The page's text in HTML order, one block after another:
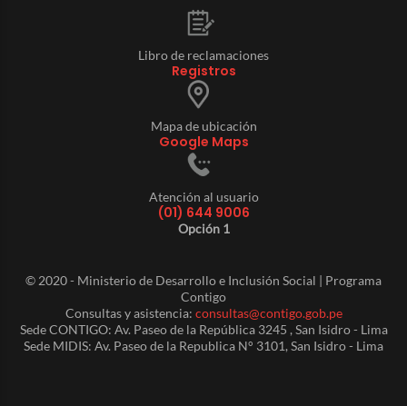
Libro de reclamaciones
Registros
Mapa de ubicación
Google Maps
Atención al usuario
(01) 644 9006
Opción 1
© 2020 - Ministerio de Desarrollo e Inclusión Social | Programa
Contigo
Consultas y asistencia: consultas@contigo.gob.pe
Sede CONTIGO: Av. Paseo de la República 3245 , San Isidro - Lima
Sede MIDIS: Av. Paseo de la Republica N° 3101, San Isidro - Lima